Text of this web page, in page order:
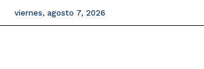
viernes, agosto 7, 2026